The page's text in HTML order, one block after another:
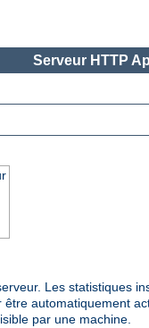
Serveur HTTP
Les statistiques
automatiquement
par une machine.